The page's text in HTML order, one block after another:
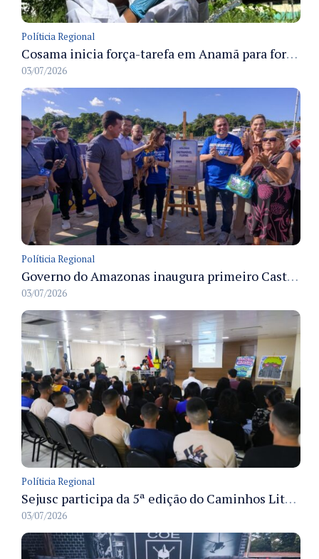
Políticia Regional
Cosama inicia força-tarefa em Anamã para fortalecer abastecimento de água e segurança hídrica da população
03/07/2026
Políticia Regional
Governo do Amazonas inaugura primeiro Castramóvel Fluvial para atendimento veterinário às comunidades ribeirinhas e castração gratuita
03/07/2026
Políticia Regional
Sejusc participa da 5ª edição do Caminhos Literários com foco na cultura hip-hop nas unidades socioeducativas
03/07/2026